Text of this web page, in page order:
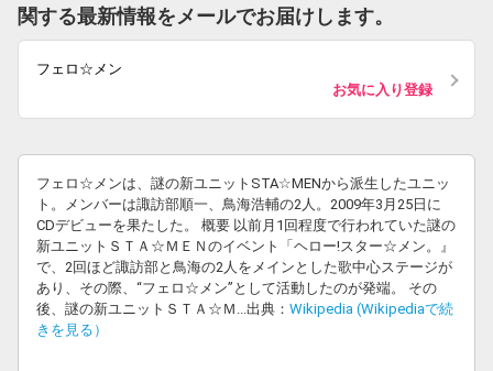
関する最新情報をメールでお届けします。
フェロ☆メン
お気に入り登録
フェロ☆メンは、謎の新ユニットSTA☆MENから派生したユニッ
ト。メンバーは諏訪部順一、鳥海浩輔の2人。2009年3月25日に
CDデビューを果たした。 概要 以前月1回程度で行われていた謎の
新ユニットＳＴＡ☆ＭＥＮのイベント「ヘロー!スター☆メン。』
で、2回ほど諏訪部と鳥海の2人をメインとした歌中心ステージが
あり、その際、“フェロ☆メン”として活動したのが発端。 その
後、謎の新ユニットＳＴＡ☆Ｍ...出典： Wikipedia (Wikipediaで続
きを見る）